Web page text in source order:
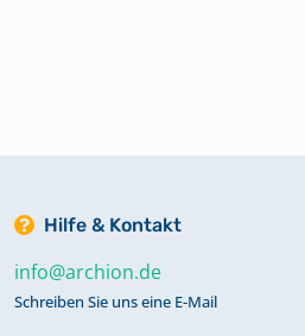
1825 - 1931; Trauungen
Hilfe & Kontakt
info@archion.de
Schreiben Sie uns eine E-Mail